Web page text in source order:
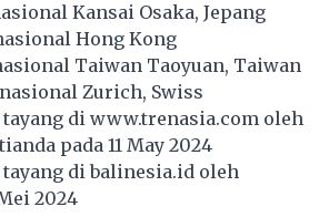
Kansai Osaka, Jepang
Hong Kong
Taiwan Taoyuan, Taiwan
Zurich, Swiss
di www.trenasia.com oleh
pada 11 May 2024
dibalinesia.id oleh
2024